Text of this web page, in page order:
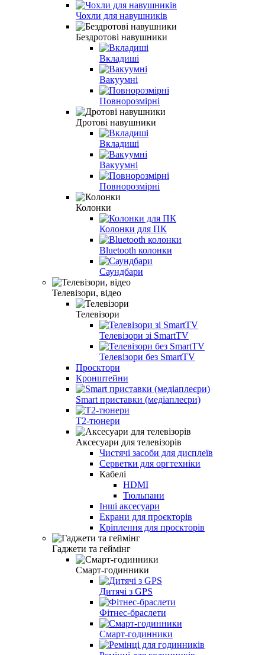
Чохли для навушників
Бездротові навушники
Вкладиші
Вакуумні
Повнорозмірні
Дротові навушники
Вкладиші
Вакуумні
Повнорозмірні
Колонки
Колонки для ПК
Bluetooth колонки
Саундбари
Телевізори, відео
Телевізори
Телевізори зі SmartTV
Телевізори без SmartTV
Проєктори
Кронштейни
Smart приставки (медіаплеєри)
Т2-тюнери
Аксесуари для телевізорів
Чистячі засоби для дисплеїв
Серветки для оргтехніки
Кабелі
HDMI
Тюльпани
Інші аксесуари
Екрани для проєкторів
Кріплення для проєкторів
Гаджети та геймінг
Смарт-годинники
Дитячі з GPS
Фітнес-браслети
Смарт-годинники